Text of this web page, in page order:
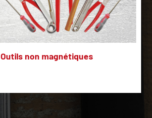
Outils non magnétiques